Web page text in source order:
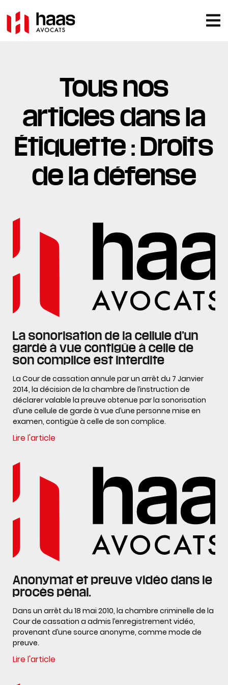
Tous nos
articles dans la
Étiquette : Droits
de la défense
La sonorisation de la cellule d’un
gardé à vue contigüe à celle de
son complice est interdite
La Cour de cassation annule par un arrêt du 7 Janvier
2014, la décision de la chambre de l’instruction de
déclarer valable la preuve obtenue par la sonorisation
d’une cellule de garde à vue d’une personne mise en
examen, contigüe à celle de son complice.
Lire l'article
Anonymat et preuve vidéo dans le
procès pénal.
Dans un arrêt du 18 mai 2010, la chambre criminelle de la
Cour de cassation a admis l’enregistrement vidéo,
provenant d’une source anonyme, comme mode de
preuve.
Lire l'article